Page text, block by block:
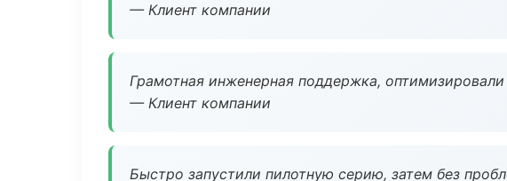
— Клиент компании
Грамотная инженерная поддержка,
— Клиент компании
Быстро запустили пилотную серию, затем без